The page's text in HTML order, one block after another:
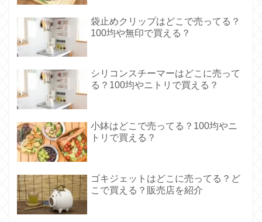
袋止めクリップはどこで売ってる？
100均や無印で買える？
シリコンスチーマーはどこに売って
る？100均やニトリで買える？
小鉢はどこで売ってる？100均やニ
トリで買える？
ゴキジェットはどこに売ってる？ど
こで買える？販売店を紹介